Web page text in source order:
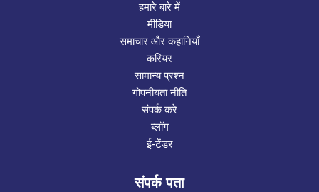
हमारे बारे में
मीडिया
समाचार और कहानियाँ
करियर
सामान्य प्रश्न
गोपनीयता नीति
संपर्क करे
ब्लॉग
ई-टेंडर
संपर्क पता